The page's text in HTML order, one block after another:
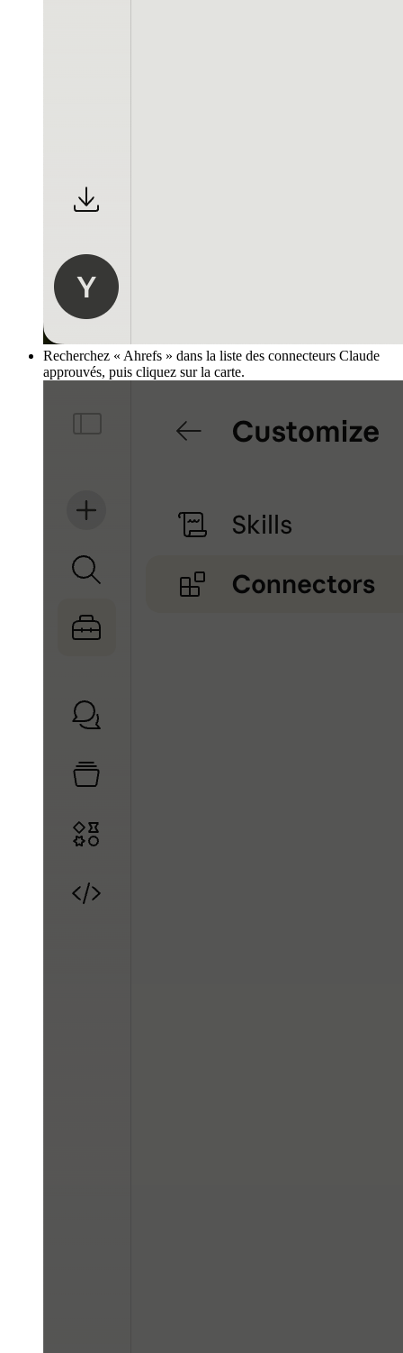
Recherchez « Ahrefs » dans la liste des connecteurs Claude
approuvés, puis cliquez sur la carte.